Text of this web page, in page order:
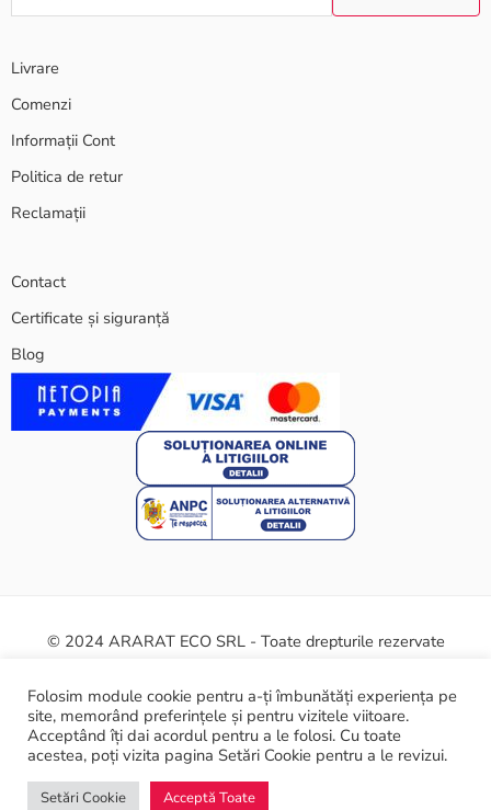
Livrare
Comenzi
Informații Cont
Politica de retur
Reclamații
Contact
Certificate și siguranță
Blog
© 2024 ARARAT ECO SRL - Toate drepturile rezervate
Termeni și condiții Politica cookie Certificate și siguranță
ANPC
Folosim module cookie pentru a-ți îmbunătăți experiența pe
site, memorând preferințele și pentru vizitele viitoare.
Acceptând îți dai acordul pentru a le folosi. Cu toate
acestea, poți vizita pagina Setări Cookie pentru a le revizui.
Setări Cookie Acceptă Toate